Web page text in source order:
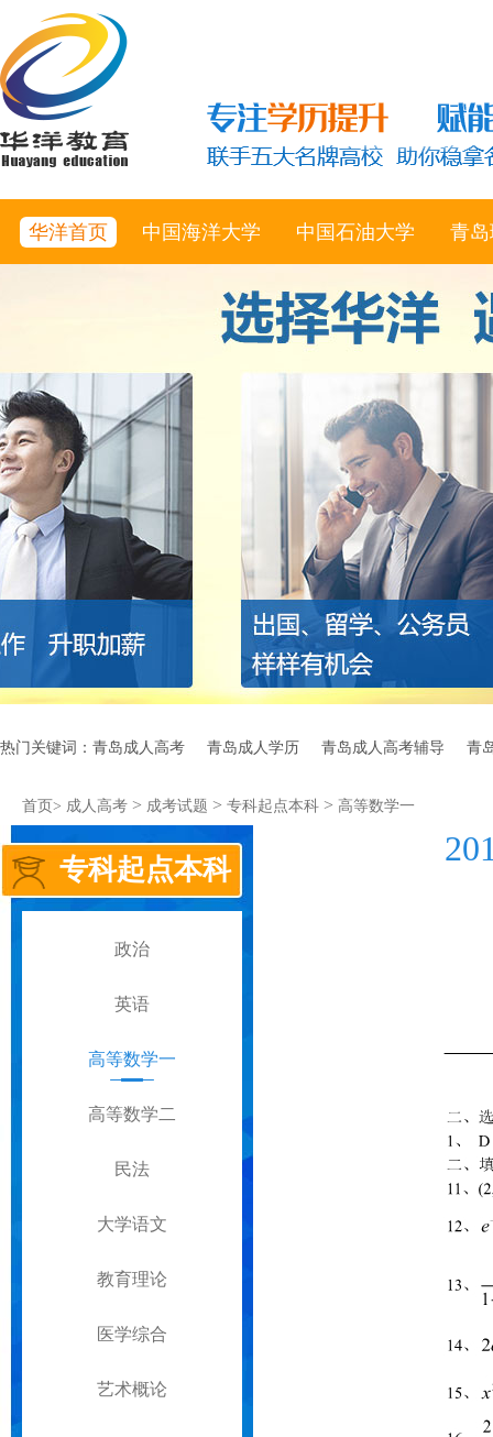
华洋首页 中国海洋大学 中国石油大学 青
热门关键词： 青岛成人高考 青岛成人学历 青岛成人高考辅导 青
首页> 成人高考 > 成考试题 > 专科起点本科 > 高等数学一
专科起点本科
政治
英语
高等数学一
高等数学二
民法
大学语文
教育理论
医学综合
艺术概论